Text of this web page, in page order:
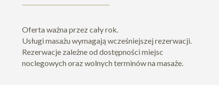
Oferta ważna przez cały rok.
Usługi masażu wymagają wcześniejszej rezerwacji.
Rezerwacje zależne od dostępności miejsc
noclegowych oraz wolnych terminów na masaże.